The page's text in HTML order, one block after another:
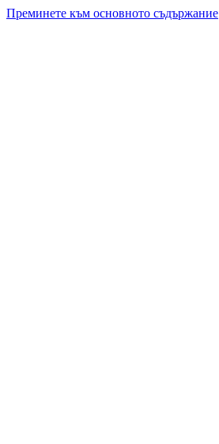
Преминете към основното съдържание